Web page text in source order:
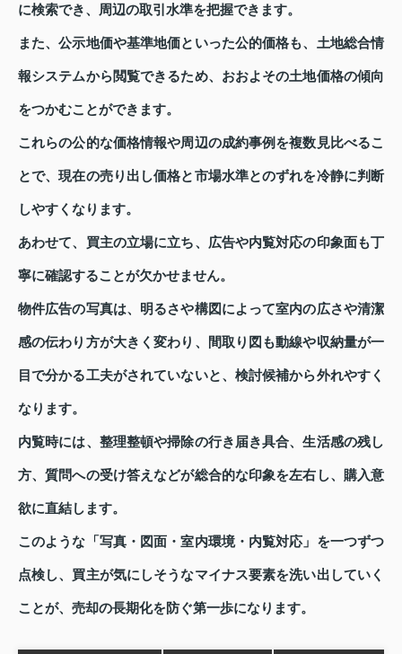
に検索でき、周辺の取引水準を把握できます。
また、公示地価や基準地価といった公的価格も、土地総合情
報システムから閲覧できるため、おおよその土地価格の傾向
をつかむことができます。
これらの公的な価格情報や周辺の成約事例を複数見比べるこ
とで、現在の売り出し価格と市場水準とのずれを冷静に判断
しやすくなります。
あわせて、買主の立場に立ち、広告や内覧対応の印象面も丁
寧に確認することが欠かせません。
物件広告の写真は、明るさや構図によって室内の広さや清潔
感の伝わり方が大きく変わり、間取り図も動線や収納量が一
目で分かる工夫がされていないと、検討候補から外れやすく
なります。
内覧時には、整理整頓や掃除の行き届き具合、生活感の残し
方、質問への受け答えなどが総合的な印象を左右し、購入意
欲に直結します。
このような「写真・図面・室内環境・内覧対応」を一つずつ
点検し、買主が気にしそうなマイナス要素を洗い出していく
ことが、売却の長期化を防ぐ第一歩になります。